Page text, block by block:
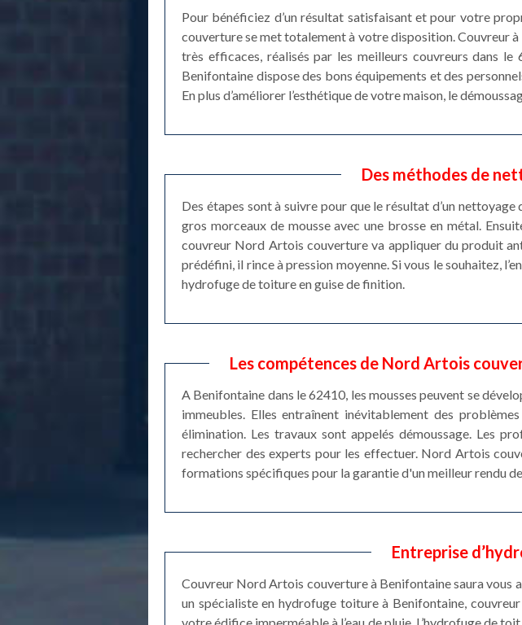
Pour bénéficiez d’un résultat satisfaisant et pour votre
couverture se met totalement à votre disposition. Couvreur
très efficaces, réalisés par les meilleurs couvreurs dans
Benifontaine dispose des bons équipements et des
En plus d’améliorer l’esthétique de votre maison, le
Des méthodes de
Des étapes sont à suivre pour que le résultat d’un
gros morceaux de mousse avec une brosse en métal.
couvreur Nord Artois couverture va appliquer du produit
prédéfini, il rince à pression moyenne. Si vous le souhaitez,
hydrofuge de toiture en guise de finition.
Les compétences de Nord Artois
A Benifontaine dans le 62410, les mousses peuvent se
immeubles. Elles entraînent inévitablement des
élimination. Les travaux sont appelés démoussage. Les
rechercher des experts pour les effectuer. Nord Artois
formations spécifiques pour la garantie d'un meilleur rendu
Entreprise
Couvreur Nord Artois couverture à Benifontaine saura vous
un spécialiste en hydrofuge toiture à Benifontaine,